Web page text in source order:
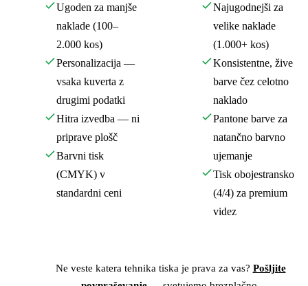
Ugoden za manjše
naklade (100–
2.000 kos)
Personalizacija —
vsaka kuverta z
drugimi podatki
Hitra izvedba — ni
priprave plošč
Barvni tisk
(CMYK) v
standardni ceni
Najugodnejši za
velike naklade
(1.000+ kos)
Konsistentne, žive
barve čez celotno
naklado
Pantone barve za
natančno barvno
ujemanje
Tisk obojestransko
(4/4) za premium
videz
Ne veste katera tehnika tiska je prava za vas? Pošljite